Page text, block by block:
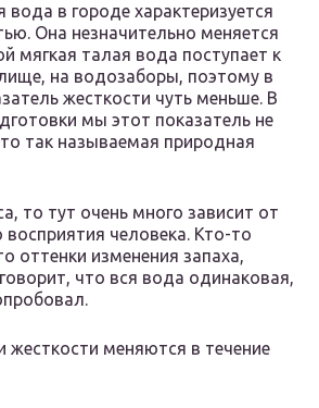
в городе характеризуется
Она незначительно меняется
мягкая талая вода поступает к
на водозаборы, поэтому в
жесткости чуть меньше. В
мы этот показатель не
так называемая природная
то тут очень много зависит от
человека. Кто-то
оттенки изменения запаха,
что вся вода одинаковая,
жесткости меняются в течение